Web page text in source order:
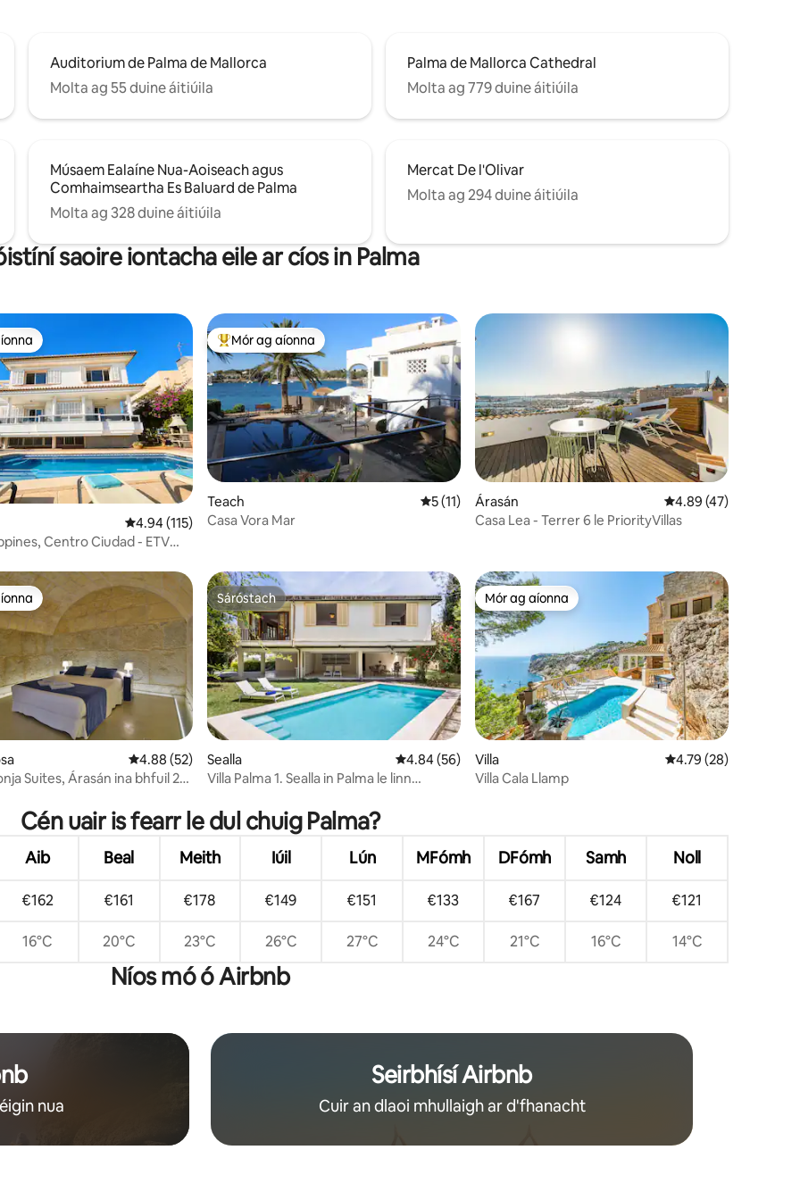
Auditorium de Palma de Mallorca
Molta ag 55 duine áitiúila
Palma de Mallorca Cathedral
Molta ag 779 duine áitiúila
Músaem Ealaíne Nua-Aoiseach agus
Comhaimseartha Es Baluard de Palma
Molta ag 328 duine áitiúila
Mercat De l'Olivar
Molta ag 294 duine áitiúila
saoire iontacha eile ar cíos in Palma
léirmheas
Meánrátáil 4.94 as 5, 115 léirmheas
4.94 (115)
Centro Ciudad - ETV
An-mhór ag aíonna
Mór ag aíonna
Teach Meánrátáil 5 as 5, 11 léirmheas
5 (11)
Casa Vora Mar
Árasán Meánrátáil 4.89 as 5,
4.89 (47)
Casa Lea - Terrer 6 le PriorityVillas
léirmheas
Meánrátáil 4.88 as 5, 52 léirmheas
4.88 (52)
Suites, Árasán ina bhfuil 2
Sáróstach
Sáróstach
Sealla Meánrátáil 4.84 as 5, 56 léirmheas
4.84 (56)
Villa Palma 1. Sealla in Palma le linn
Mór ag aíonna
Mór ag aíonna
Villa Meánrátáil 4.79 as 5,
4.79 (28)
Villa Cala Llamp
Cén uair is fearr le dul chuig Palma?
Aib Beal Meith Iúil Lún MFómh DFómh Samh Noll
€162 €161 €178 €149 €151 €133 €167 €124 €121
16°C 20°C 23°C 26°C 27°C 24°C 21°C 16°C 14°C
Níos mó ó Airbnb
nua
Seirbhísí Airbnb
Cuir an dlaoi mhullaigh ar d'fhanacht